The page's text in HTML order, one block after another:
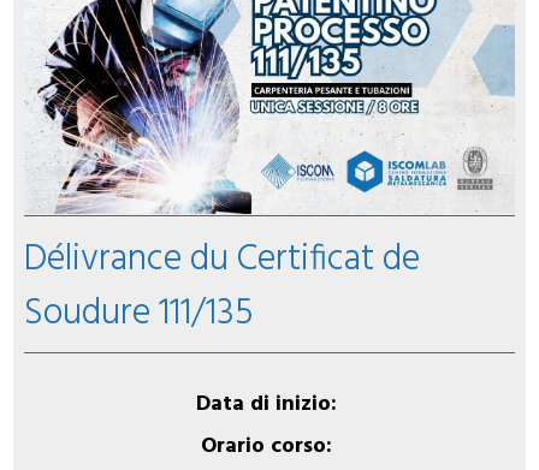
Délivrance du Certificat de
Soudure 111/135
Data di inizio:
Orario corso: